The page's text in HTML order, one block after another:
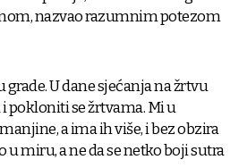
nazvao razumnim potezom
U dane sjećanja na žrtvu
pokloniti se žrtvama. Mi u
a ima ih više, i bez obzira
miru, a ne da se netko boji sutra